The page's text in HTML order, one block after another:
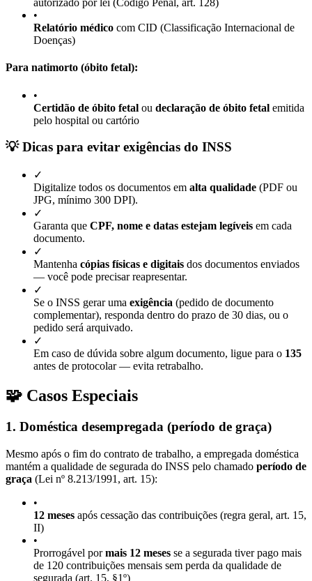
autorizado por lei (Código Penal, art. 128)
•
Relatório médico com CID (Classificação Internacional de
Doenças)
Para natimorto (óbito fetal):
•
Certidão de óbito fetal ou declaração de óbito fetal emitida
pelo hospital ou cartório
💡 Dicas para evitar exigências do INSS
✓
Digitalize todos os documentos em alta qualidade (PDF ou
JPG, mínimo 300 DPI).
✓
Garanta que CPF, nome e datas estejam legíveis em cada
documento.
✓
Mantenha cópias físicas e digitais dos documentos enviados
— você pode precisar reapresentar.
✓
Se o INSS gerar uma exigência (pedido de documento
complementar), responda dentro do prazo de 30 dias, ou o
pedido será arquivado.
✓
Em caso de dúvida sobre algum documento, ligue para o 135
antes de protocolar — evita retrabalho.
🧩 Casos Especiais
1. Doméstica desempregada (período de graça)
Mesmo após o fim do contrato de trabalho, a empregada doméstica
mantém a qualidade de segurada do INSS pelo chamado período de
graça (Lei nº 8.213/1991, art. 15):
•
12 meses após cessação das contribuições (regra geral, art. 15,
II)
•
Prorrogável pormais 12 meses se a segurada tiver pago mais
de 120 contribuições mensais sem perda da qualidade de
segurada (art. 15, §1º)